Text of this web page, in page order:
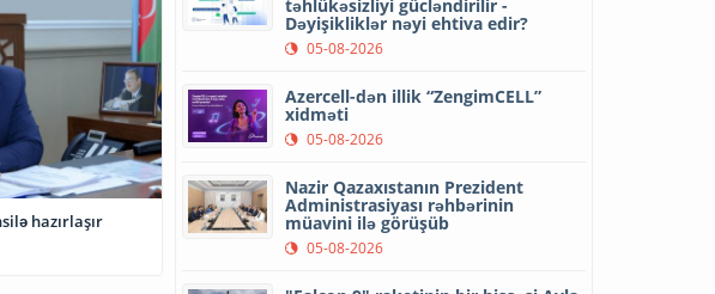
hazırlaşır
təhlükəsizliyi gücləndirilir -
Dəyişikliklər nəyi ehtiva edir?
05-08-2026
Azercell-dən illik “ZengimCELL”
xidməti
05-08-2026
Nazir Qazaxıstanın Prezident
Administrasiyası rəhbərinin
müavini ilə görüşüb
05-08-2026